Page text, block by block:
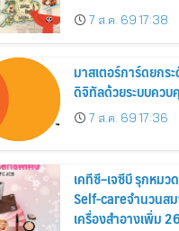
อาณาจักร ส่งตรงถึ
สิงหาคมนี้
7 ส.ค. 69 17:38
มาสเตอร์การ์ดยก
ดิจิทัลด้วยระบบคว
7 ส.ค. 69 17:36
เคทีซี–เจซีบี รุกหม
Self-careจำนวนส
เครื่องสำอางเพิ่ม